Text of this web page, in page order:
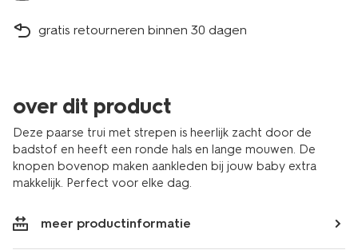
gratis retourneren binnen 30 dagen
over dit product
Deze paarse trui met strepen is heerlijk zacht door de
badstof en heeft een ronde hals en lange mouwen. De
knopen bovenop maken aankleden bij jouw baby extra
makkelijk. Perfect voor elke dag.
meer productinformatie